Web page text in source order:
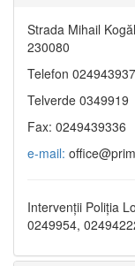
Strada Mihail
230080
Telefon
Telverde 0349919
Fax: 0249439336
e-mail:
Intervenții Poliția
0249954,